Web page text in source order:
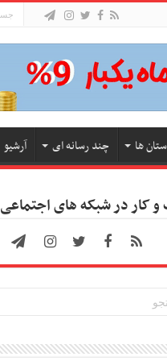
ها چند رسانه ای آرشیو
کار در شبکه های اجتماعی